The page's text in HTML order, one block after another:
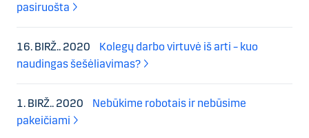
pasiruošta
16. BIRŽ.. 2020
Kolegų darbo virtuvė iš arti – kuo
naudingas šešėliavimas?
1. BIRŽ.. 2020
Nebūkime robotais ir nebūsime
pakeičiami